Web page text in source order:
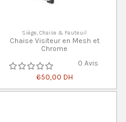
Siège, Chaise & Fauteuil
Chaise Visiteur en Mesh et
Chrome
0 Avis
650,00 DH